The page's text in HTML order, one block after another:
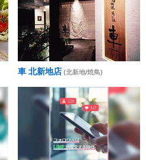
車 北新地店 (北新地/焼鳥)